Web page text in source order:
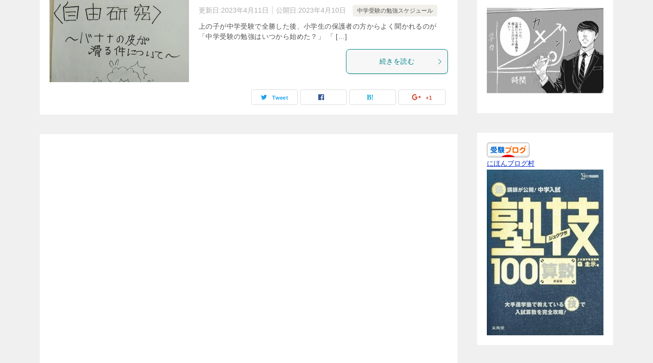
更新日:2023年4月11日 公開日:2023年4月10日 中学受験の勉強スケジュール
上の子が中学受験で全勝した後、小学生の保護者の方からよく聞かれるのが
「中学受験の勉強はいつから始めた？」 「 […]
続きを読む
Tweet +1
にほんブログ村